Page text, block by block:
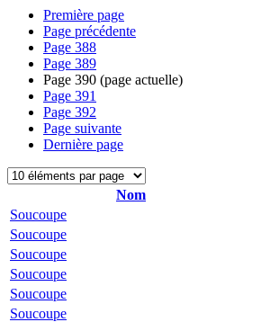
Première page
Page précédente
Page 388
Page 389
Page 390 (page actuelle)
Page 391
Page 392
Page suivante
Dernière page
Nom
Soucoupe
Soucoupe
Soucoupe
Soucoupe
Soucoupe
Soucoupe